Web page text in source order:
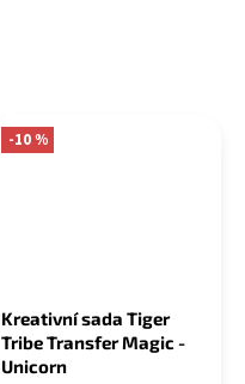
-10 %
Kreativní sada Tiger
Tribe Transfer Magic -
Unicorn